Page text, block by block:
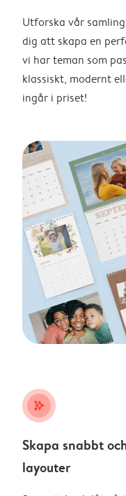
Utforska vår
dig att skapa en
vi har teman som
klassiskt, modernt
ingår i priset!
stars_plus
Skapa snabbt
layouter